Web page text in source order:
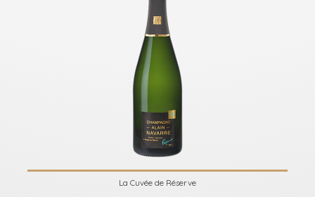
La Cuvée de Réserve